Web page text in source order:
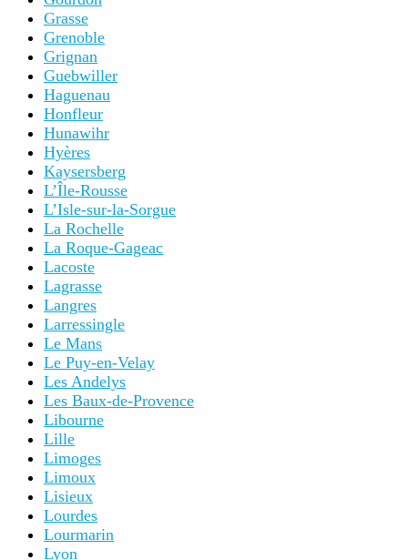
Grasse
Grenoble
Grignan
Guebwiller
Haguenau
Honfleur
Hunawihr
Hyères
Kaysersberg
L’Île-Rousse
L’Isle-sur-la-Sorgue
La Rochelle
La Roque-Gageac
Lacoste
Lagrasse
Langres
Larressingle
Le Mans
Le Puy-en-Velay
Les Andelys
Les Baux-de-Provence
Libourne
Lille
Limoges
Limoux
Lisieux
Lourdes
Lourmarin
Lyon